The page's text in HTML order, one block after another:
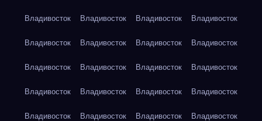
Владивосток Владивосток Владивосток Владивосток
Владивосток Владивосток Владивосток Владивосток
Владивосток Владивосток Владивосток Владивосток
Владивосток Владивосток Владивосток Владивосток
Владивосток Владивосток Владивосток Владивосток